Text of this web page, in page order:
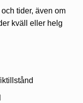
tider, även om
kväll eller helg